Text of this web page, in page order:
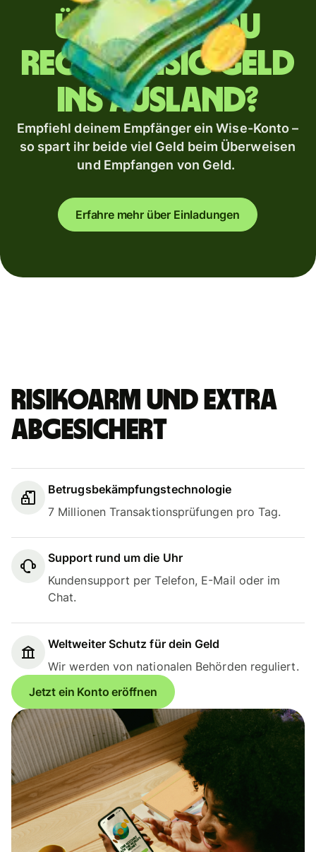
Überweist du
regelmäßig Geld
ins Ausland?
Empfiehl deinem Empfänger ein Wise-Konto –
so spart ihr beide viel Geld beim Überweisen
und Empfangen von Geld.
Erfahre mehr über Einladungen
Risikoarm und extra
abgesichert
Betrugsbekämpfungstechnologie
7 Millionen Transaktionsprüfungen pro Tag.
Support rund um die Uhr
Kundensupport per Telefon, E-Mail oder im
Chat.
Weltweiter Schutz für dein Geld
Wir werden von nationalen Behörden reguliert.
Jetzt ein Konto eröffnen